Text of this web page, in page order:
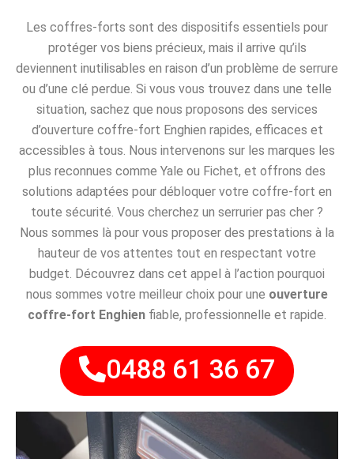
Les coffres-forts sont des dispositifs essentiels pour
protéger vos biens précieux, mais il arrive qu’ils
deviennent inutilisables en raison d’un problème de serrure
ou d’une clé perdue. Si vous vous trouvez dans une telle
situation, sachez que nous proposons des services
d’ouverture coffre-fort Enghien rapides, efficaces et
accessibles à tous. Nous intervenons sur les marques les
plus reconnues comme Yale ou Fichet, et offrons des
solutions adaptées pour débloquer votre coffre-fort en
toute sécurité. Vous cherchez un serrurier pas cher ?
Nous sommes là pour vous proposer des prestations à la
hauteur de vos attentes tout en respectant votre
budget. Découvrez dans cet appel à l’action pourquoi
nous sommes votre meilleur choix pour une ouverture
coffre-fort Enghien fiable, professionnelle et rapide.
0488 61 36 67